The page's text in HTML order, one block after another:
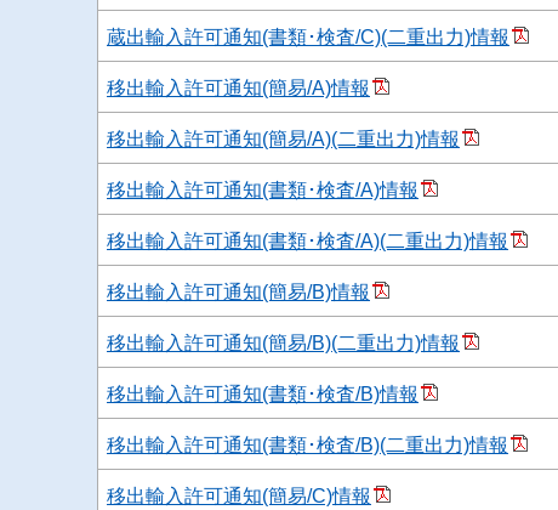
蔵出輸入許可通知(書類･検査/C)(二重出力)情報
移出輸入許可通知(簡易/A)情報
移出輸入許可通知(簡易/A)(二重出力)情報
移出輸入許可通知(書類･検査/A)情報
移出輸入許可通知(書類･検査/A)(二重出力)情報
移出輸入許可通知(簡易/B)情報
移出輸入許可通知(簡易/B)(二重出力)情報
移出輸入許可通知(書類･検査/B)情報
移出輸入許可通知(書類･検査/B)(二重出力)情報
移出輸入許可通知(簡易/C)情報